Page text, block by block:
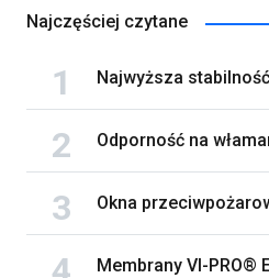
Najczęściej czytane
Najwyższa
Odporność na
Okna
Membrany VI-PRO®